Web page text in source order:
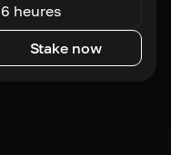
6 heures
Stake now